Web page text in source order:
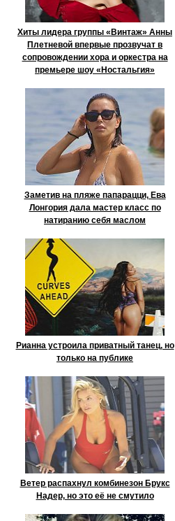
Хиты лидера группы «Винтаж» Анны
Плетневой впервые прозвучат в
сопровождении хора и оркестра на
премьере шоу «Ностальгия»
Заметив на пляже папарацци, Ева
Лонгория дала мастер класс по
натиранию себя маслом
Рианна устроила приватный танец, но
только на публике
Ветер распахнул комбинезон Брукс
Надер, но это её не смутило